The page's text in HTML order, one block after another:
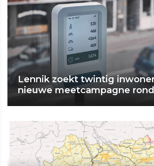
Lennik zoekt twintig
nieuwe meetcampagne